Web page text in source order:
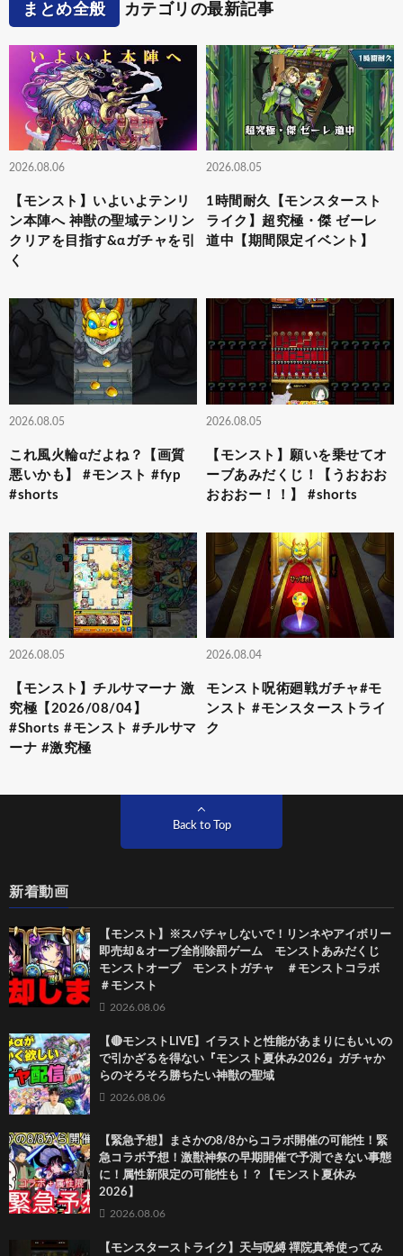
まとめ全般 カテゴリの最新記事
2026.08.06
【モンスト】いよいよテンリ
ン本陣へ 神獣の聖域テンリン
クリアを目指す&αガチャを引
く
2026.08.05
1時間耐久【モンスタースト
ライク】超究極・傑 ゼーレ
道中【期間限定イベント】
2026.08.05
これ風火輪αだよね？【画質
悪いかも】 #モンスト #fyp
#shorts
2026.08.05
【モンスト】願いを乗せてオ
ーブあみだくじ！【うおおお
おおおー！！】 #shorts
2026.08.05
【モンスト】チルサマーナ 激
究極【2026/08/04】
#Shorts #モンスト #チルサマ
ーナ #激究極
2026.08.04
モンスト呪術廻戦ガチャ#モ
ンスト #モンスターストライ
ク
Back to Top
新着動画
【モンスト】※スパチャしないで！リンネやアイボリー
即売却＆オーブ全削除罰ゲーム モンストあみだくじ
モンストオーブ モンストガチャ ＃モンストコラボ
＃モンスト
2026.08.06
【🔴モンストLIVE】イラストと性能があまりにもいいの
で引かざるを得ない『モンスト夏休み2026』ガチャか
らのそろそろ勝ちたい神獣の聖域
2026.08.06
【緊急予想】まさかの8/8からコラボ開催の可能性！緊
急コラボ予想！激獣神祭の早期開催で予測できない事態
に！属性新限定の可能性も！？【モンスト夏休み
2026】
2026.08.06
【モンスターストライク】天与呪縛 禪院真希使ってみ